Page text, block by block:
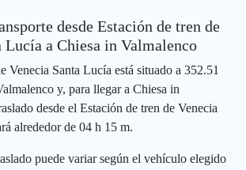
desde Estación de tren de
Lucía a Chiesa in Valmalenco
Venecia Santa Lucía está situado a 352.51
y, para llegar a Chiesa in
desde el Estación de tren de Venecia
alrededor de 04 h 15 m.
puede variar según el vehículo elegido